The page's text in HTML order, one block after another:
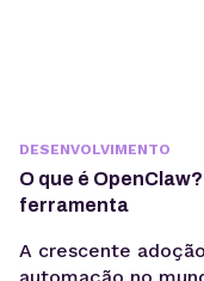
DESENVOLVIMENTO
O que é
ferramenta
A crescente